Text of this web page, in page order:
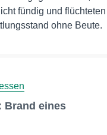
fündig und flüchteten
ohne Beute.
Brand eines